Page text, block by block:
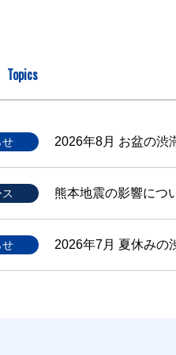
Topics
せ 2026年8月 お盆の渋
熊本地震の影響につ
せ 2026年7月 夏休みの